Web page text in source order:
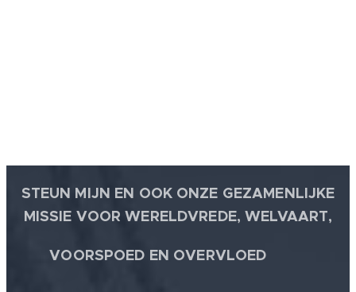
STEUN MIJN EN OOK ONZE GEZAMENLIJKE
MISSIE VOOR WERELDVREDE, WELVAART,
VOORSPOED EN OVERVLOED